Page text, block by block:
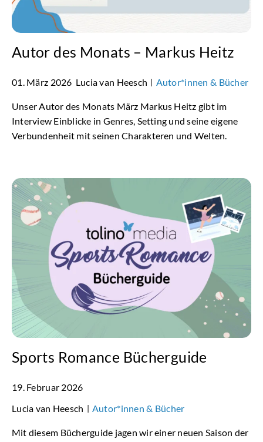
Autor des Monats – Markus Heitz
01. März 2026 Lucia van Heesch | Autor*innen & Bücher
Unser Autor des Monats März Markus Heitz gibt im
Interview Einblicke in Genres, Setting und seine eigene
Verbundenheit mit seinen Charakteren und Welten.
Sports Romance Bücherguide
19. Februar 2026
Lucia van Heesch | Autor*innen & Bücher
Mit diesem Bücherguide jagen wir einer neuen Saison der